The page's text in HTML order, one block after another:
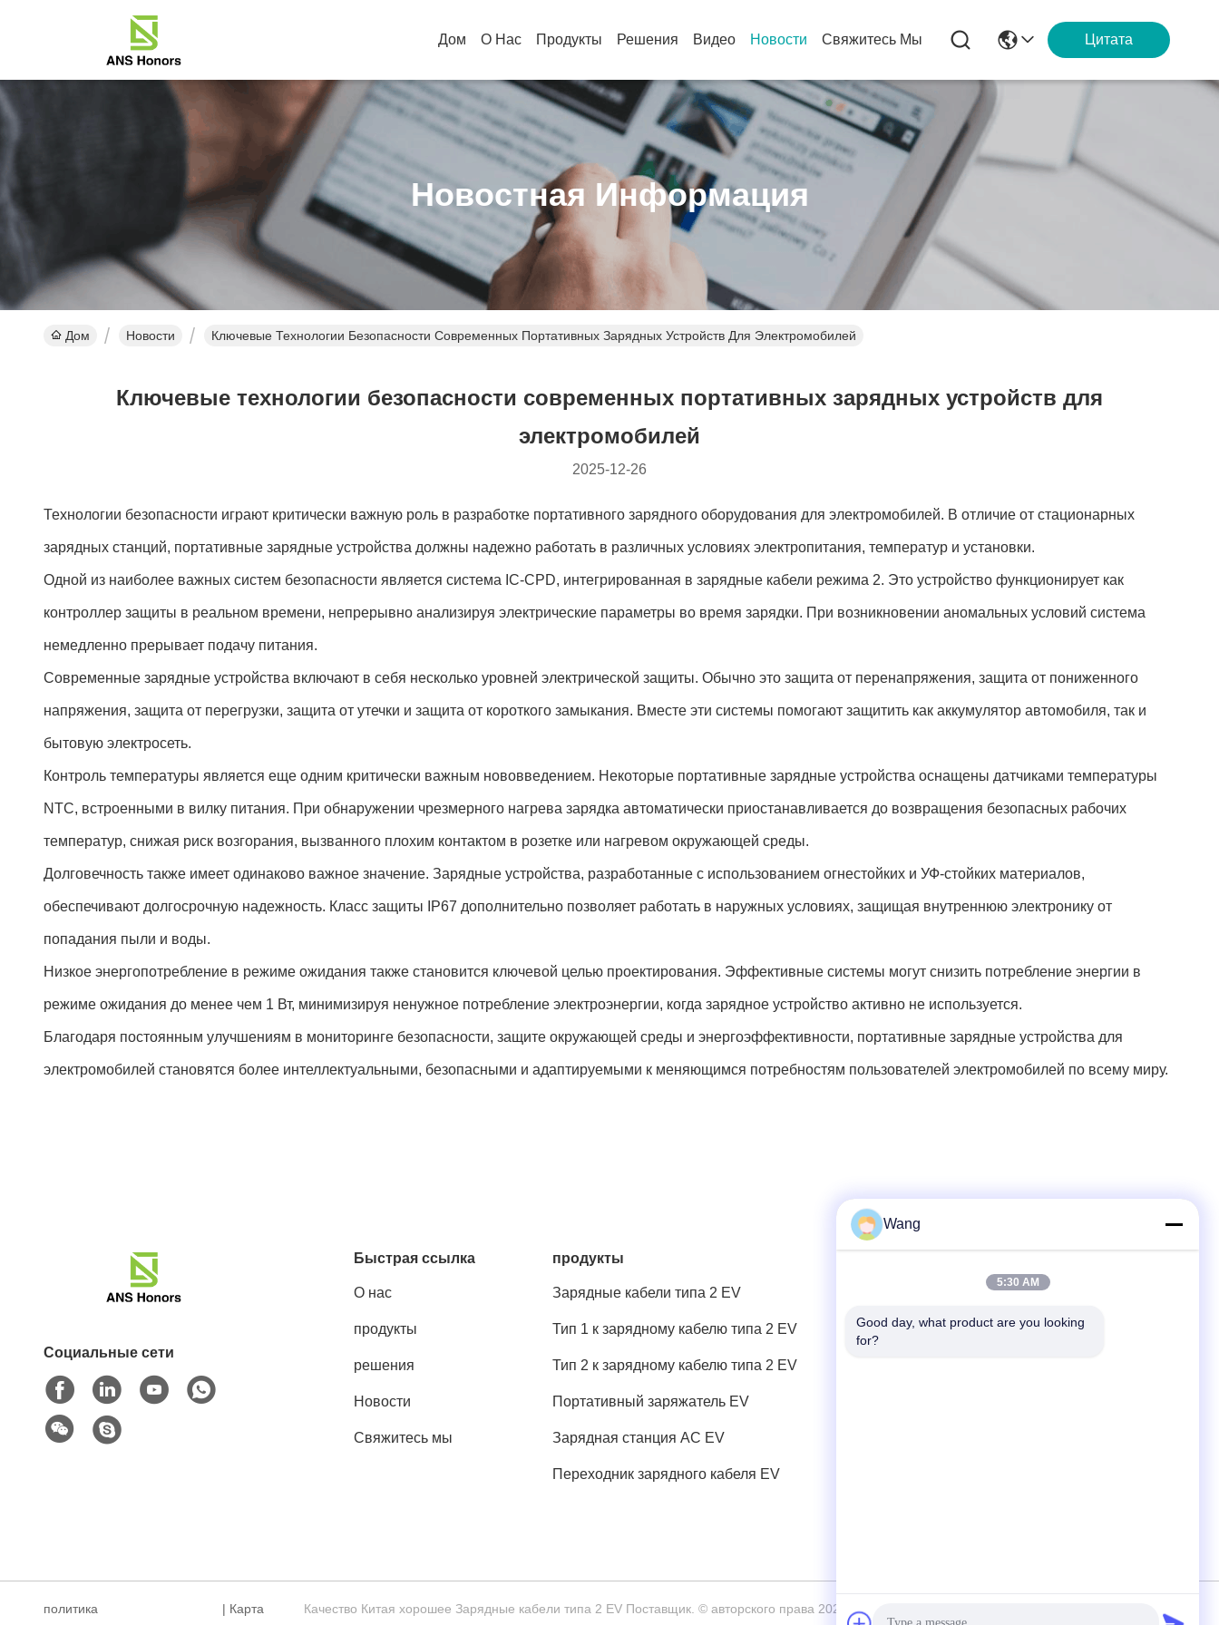
Дом О Нас Продукты Решения Видео Новости Свяжитесь Мы Цитата
Новостная Информация
Дом Новости Ключевые Технологии Безопасности Современных Портативных Зарядных Устройств Для Электромобилей
Ключевые технологии безопасности современных портативных зарядных устройств для
электромобилей
2025-12-26
Технологии безопасности играют критически важную роль в разработке портативного зарядного оборудования для электромобилей. В отличие от стационарных
зарядных станций, портативные зарядные устройства должны надежно работать в различных условиях электропитания, температур и установки.
Одной из наиболее важных систем безопасности является система IC-CPD, интегрированная в зарядные кабели режима 2. Это устройство функционирует как
контроллер защиты в реальном времени, непрерывно анализируя электрические параметры во время зарядки. При возникновении аномальных условий система
немедленно прерывает подачу питания.
Современные зарядные устройства включают в себя несколько уровней электрической защиты. Обычно это защита от перенапряжения, защита от пониженного
напряжения, защита от перегрузки, защита от утечки и защита от короткого замыкания. Вместе эти системы помогают защитить как аккумулятор автомобиля, так и
бытовую электросеть.
Контроль температуры является еще одним критически важным нововведением. Некоторые портативные зарядные устройства оснащены датчиками температуры
NTC, встроенными в вилку питания. При обнаружении чрезмерного нагрева зарядка автоматически приостанавливается до возвращения безопасных рабочих
температур, снижая риск возгорания, вызванного плохим контактом в розетке или нагревом окружающей среды.
Долговечность также имеет одинаково важное значение. Зарядные устройства, разработанные с использованием огнестойких и УФ-стойких материалов,
обеспечивают долгосрочную надежность. Класс защиты IP67 дополнительно позволяет работать в наружных условиях, защищая внутреннюю электронику от
попадания пыли и воды.
Низкое энергопотребление в режиме ожидания также становится ключевой целью проектирования. Эффективные системы могут снизить потребление энергии в
режиме ожидания до менее чем 1 Вт, минимизируя ненужное потребление электроэнергии, когда зарядное устройство активно не используется.
Благодаря постоянным улучшениям в мониторинге безопасности, защите окружающей среды и энергоэффективности, портативные зарядные устройства для
электромобилей становятся более интеллектуальными, безопасными и адаптируемыми к меняющимся потребностям пользователей электромобилей по всему миру.
Социальные сети
Быстрая ссылка
О нас
продукты
решения
Новости
Свяжитесь мы
продукты
Зарядные кабели типа 2 EV
Тип 1 к зарядному кабелю типа 2 EV
Тип 2 к зарядному кабелю типа 2 EV
Портативный заряжатель EV
Зарядная станция AC EV
Переходник зарядного кабеля EV
86-158-8106-2591
политика
| Карта
Качество Китая хорошее Зарядные кабели типа 2 EV Поставщик. © авторского права 2021-2026 Chengdu Honors Technology Co.,Ltd . Все права
Wang
5:30 AM
Good day, what product are you looking
for?